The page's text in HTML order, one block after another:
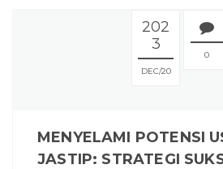
202
3
DEC 20
0
MENYELAMI POTENSI
JASTIP: STRATEGI